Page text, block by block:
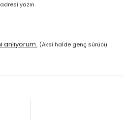
yazın
anlıyorum. (Aksi halde genç sürücü